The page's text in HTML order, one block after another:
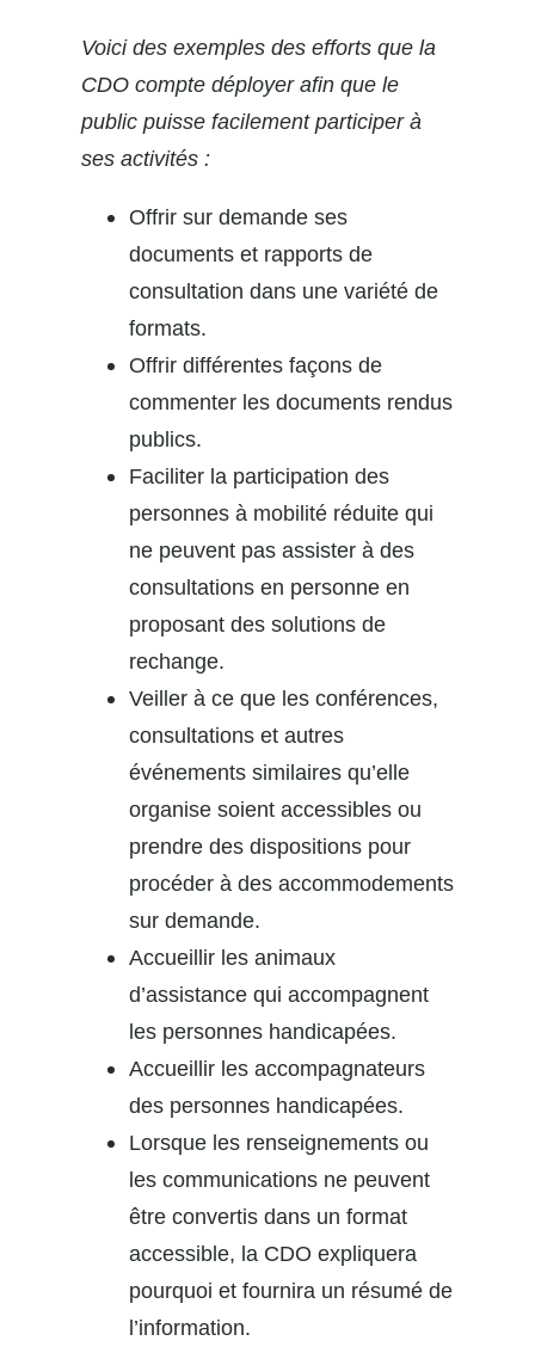
Voici des exemples des efforts que la
CDO compte déployer afin que le
public puisse facilement participer à
ses activités :
Offrir sur demande ses
documents et rapports de
consultation dans une variété de
formats.
Offrir différentes façons de
commenter les documents rendus
publics.
Faciliter la participation des
personnes à mobilité réduite qui
ne peuvent pas assister à des
consultations en personne en
proposant des solutions de
rechange.
Veiller à ce que les conférences,
consultations et autres
événements similaires qu’elle
organise soient accessibles ou
prendre des dispositions pour
procéder à des accommodements
sur demande.
Accueillir les animaux
d’assistance qui accompagnent
les personnes handicapées.
Accueillir les accompagnateurs
des personnes handicapées.
Lorsque les renseignements ou
les communications ne peuvent
être convertis dans un format
accessible, la CDO expliquera
pourquoi et fournira un résumé de
l’information.